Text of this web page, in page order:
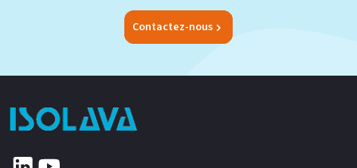
Contactez-nous